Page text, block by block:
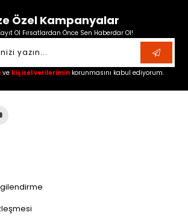
Özel Kampanyalar
Ol Fırsatlardan Önce Sen Haberdar Ol!
ve kişisel verilerimin korunmasını kabul ediyorum.